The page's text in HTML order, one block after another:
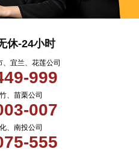
休-24小时
、宜兰、花莲公司
999
、苗栗公司
007
、南投公司
555